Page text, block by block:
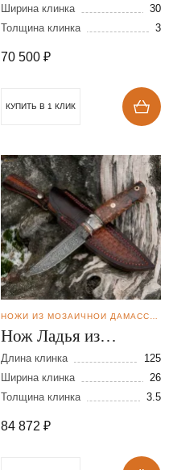
нержавеющих
обкладках
Ширина клинка
30
Толщина клинка
3
70 500 ₽
КУПИТЬ В 1 КЛИК
Нож Ладья из
мозаичной дамасской
стали
Длина клинка
125
Ширина клинка
26
Толщина клинка
3.5
84 872 ₽